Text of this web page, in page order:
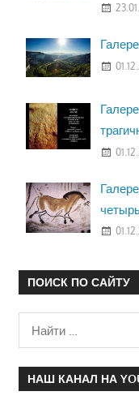
ПОИСК ПО САЙТУ
НАШ КАНАЛ НА